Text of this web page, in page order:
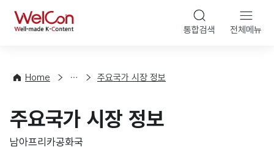
WelCon 통합검색 전체메뉴
Home
향
계
주요국가 시장 정보
주요국가 시장 정보
남아프리카공화국